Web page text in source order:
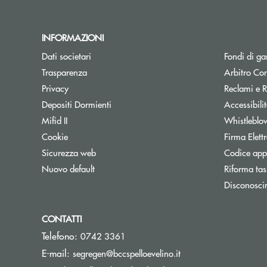
INFORMAZIONI
Dati societari
Trasparenza
Privacy
Depositi Dormienti
Mifid II
Cookie
Sicurezza web
Nuovo default
Fondi di
Arbitro
Reclami e
Firma
Codice
Riforma
CONTATTI
Telefono: 0742 3361
E-mail: segregen@bccspelloevelino.it(si apre l’app di